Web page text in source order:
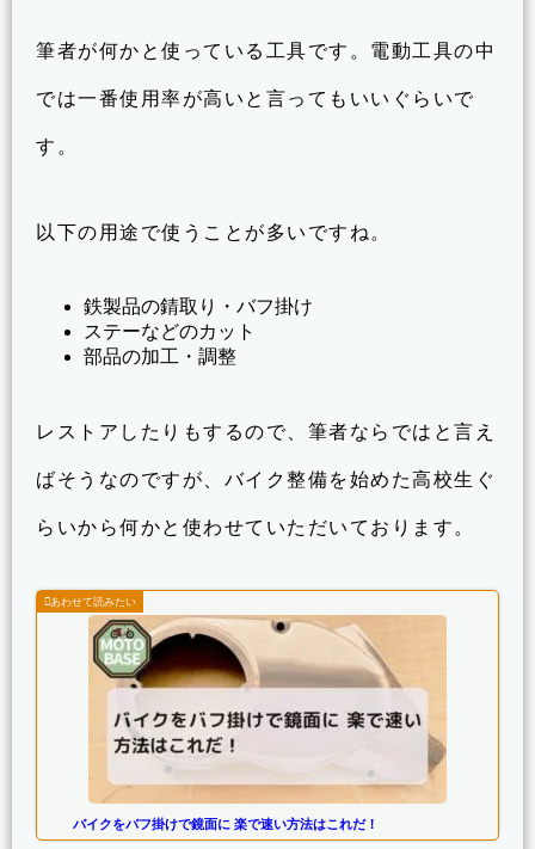
筆者が何かと使っている工具です。電動工具の中
では一番使用率が高いと言ってもいいぐらいで
す。
以下の用途で使うことが多いですね。
鉄製品の錆取り・バフ掛け
ステーなどのカット
部品の加工・調整
レストアしたりもするので、筆者ならではと言え
ばそうなのですが、バイク整備を始めた高校生ぐ
らいから何かと使わせていただいております。
バイクをバフ掛けで鏡面に 楽で速い方法はこれだ！